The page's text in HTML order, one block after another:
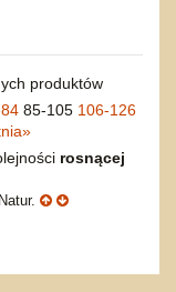
produktów
85-105 106-126
»
rosnącej
Natur.